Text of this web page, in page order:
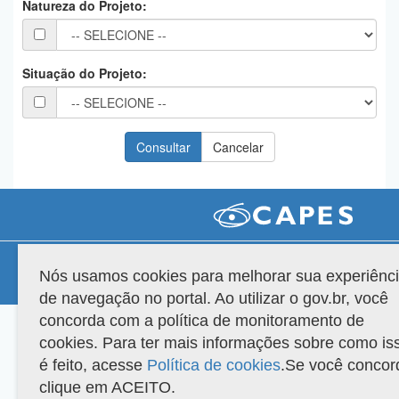
Planalto
Natureza do Projeto:
Situação do Projeto:
Versão do sistema: 3.88.9 Copyright 2022 Capes. Todos os direitos reservados.
Nós usamos cookies para melhorar sua
de navegação no portal. Ao utilizar o gov.br, você
concorda com a política de monitoramento de
cookies. Para ter mais informações sobre como
é feito, acesse Política de cookies.Se você
clique em ACEITO.